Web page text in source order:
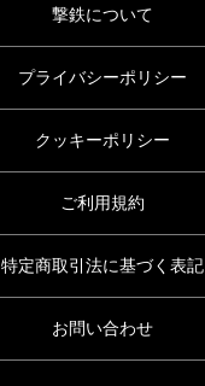
撃鉄について
プライバシーポリシー
クッキーポリシー
ご利用規約
特定商取引法に基づく表記
お問い合わせ